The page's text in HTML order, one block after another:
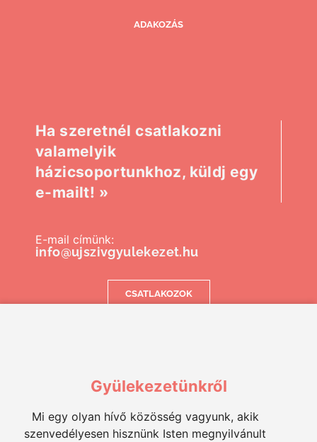
ADAKOZÁS
Ha szeretnél csatlakozni
valamelyik
házicsoportunkhoz, küldj egy
e-mailt! »
E-mail címünk:
info@ujszivgyulekezet.hu
CSATLAKOZOK
Gyülekezetünkről
Mi egy olyan hívő közösség vagyunk, akik
szenvedélyesen hisznünk Isten megnyilvánult